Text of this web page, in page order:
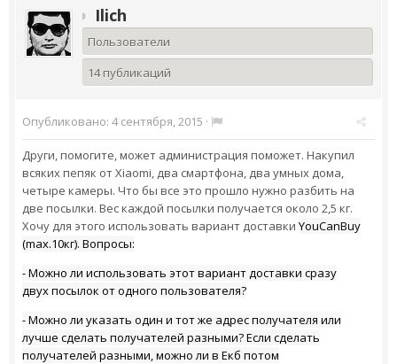
Ilich
Пользователи
14 публикаций
Опубликовано: 4 сентября, 2015 ·
Други, помогите, может администрация поможет. Накупил
всяких пепяк от Xiaomi, два смартфона, два умных дома,
четыре камеры. Что бы все это прошло нужно разбить на
две посылки. Вес каждой посылки получается около 2,5 кг.
Хочу для этого использовать вариант доставки YouCanBuy
(max.10кг). Вопросы:
- Можно ли использовать этот вариант доставки сразу
двух посылок от одного пользователя?
- Можно ли указать один и тот же адрес получателя или
лучше сделать получателей разными? Если сделать
получателей разными, можно ли в Екб потом